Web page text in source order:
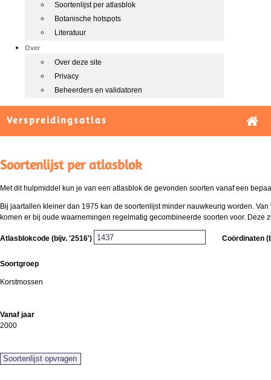
Soortenlijst per atlasblok
Botanische hotspots
Literatuur
Over
Over deze site
Privacy
Beheerders en validatoren
Verspreidingsatlas
Soortenlijst per atlasblok
Met dit hulpmiddel kun je van een atlasblok de gevonden soorten vanaf een
Bij jaartallen kleiner dan 1975 kan de soortenlijst minder nauwkeurig worden.
komen er bij oude waarnemingen regelmatig gecombineerde soorten voor.
Atlasblokcode (bijv. '2516') Coördinaten
Soortgroep
Korstmossen
Vanaf jaar
2000